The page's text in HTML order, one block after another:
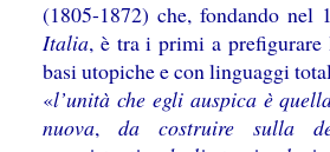
(1805-1872) che, fondando nel
Italia, è tra i primi a prefigurare
basi utopiche e con linguaggi
«l’unità che egli auspica è
nuova, da costruire sulla